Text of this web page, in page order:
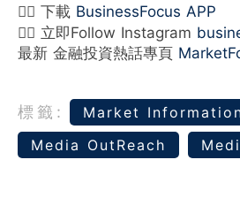
👉🏻 下載 BusinessFocus APP
👉🏻 立即Follow Instagram
最新 金融投資熱話專頁
標籤:
Market
Media OutReach